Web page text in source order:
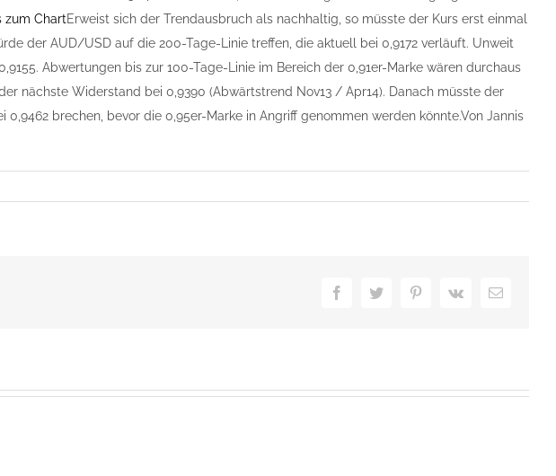
zum ChartErweist sich der Trendausbruch als nachhaltig, so müsste der Kurs erst einmal
der AUD/USD auf die 200-Tage-Linie treffen, die aktuell bei 0,9172 verläuft. Unweit
Abwertungen bis zur 100-Tage-Linie im Bereich der 0,91er-Marke wären durchaus
nächste Widerstand bei 0,9390 (Abwärtstrend Nov13 / Apr14). Danach müsste der
brechen, bevor die 0,95er-Marke in Angriff genommen werden könnte.Von Jannis
FacebookTwitterPinterest
Vk
E-